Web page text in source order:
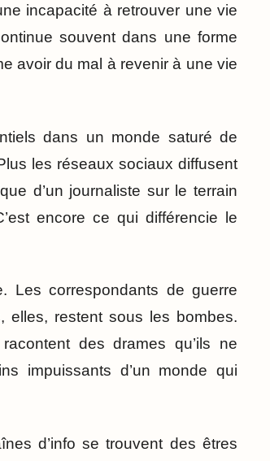
incapacité à retrouver une vie
souvent dans une forme
avoir du mal à revenir à une vie
dans un monde saturé de
les réseaux sociaux diffusent
d’un journaliste sur le terrain
encore ce qui différencie le
Les correspondants de guerre
elles, restent sous les bombes.
des drames qu’ils ne
impuissants d’un monde qui
d’info se trouvent des êtres